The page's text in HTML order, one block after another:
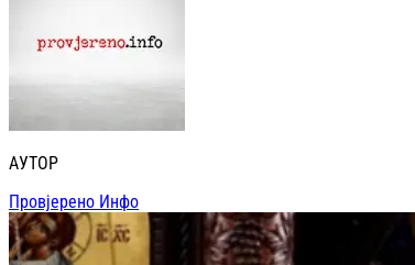
АУТОР
Провјерено Инфо